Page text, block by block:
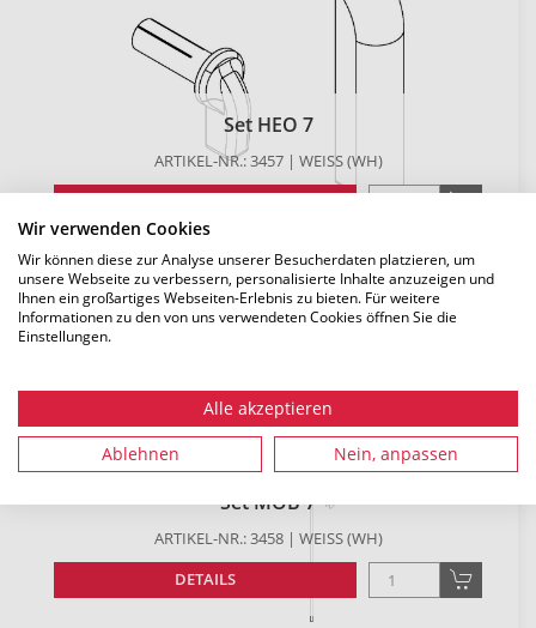
Wir verwenden Cookies
Wir können diese zur Analyse unserer Besucherdaten platzieren, um
unsere Webseite zu verbessern, personalisierte Inhalte anzuzeigen und
Ihnen ein großartiges Webseiten-Erlebnis zu bieten. Für weitere
Informationen zu den von uns verwendeten Cookies öffnen Sie die
Einstellungen.
Alle akzeptieren
Ablehnen Nein, anpassen
Set HEO 7
ARTIKEL-NR.: 3457 | WEISS (WH)
Set MOB 7
ARTIKEL-NR.: 3458 | WEISS (WH)
DETAILS